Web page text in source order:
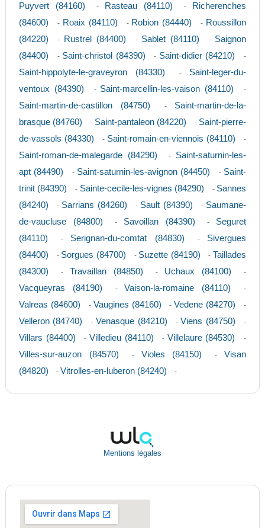
Puyvert (84160) - Rasteau (84110) -
Richerenches
(84600)
- Roaix (84110) - Robion (84440) - Roussillon
(84220)
- Rustrel (84400) - Sablet (84110) - Saignon
(84400)
- Saint-christol (84390) - Saint-didier (84210) -
Saint-hippolyte-le-graveyron (84330) - Saint-leger-du-
ventoux (84390)
- Saint-marcellin-les-vaison (84110) -
Saint-martin-de-castillon (84750) - Saint-martin-de-la-
brasque (84760)
- Saint-pantaleon (84220) - Saint-pierre-
de-vassols (84330)
- Saint-romain-en-viennois (84110) -
Saint-roman-de-malegarde (84290) - Saint-saturnin-les-
apt (84490)
- Saint-saturnin-les-avignon (84450) - Saint-
trinit (84390)
- Sainte-cecile-les-vignes (84290) - Sannes
(84240)
- Sarrians (84260) - Sault (84390) - Saumane-
de-vaucluse (84800)
- Savoillan (84390) - Seguret
(84110)
- Serignan-du-comtat (84830) - Sivergues
(84400)
- Sorgues (84700) - Suzette (84190) - Taillades
(84300)
- Travaillan (84850) - Uchaux (84100) -
Vacqueyras (84190) - Vaison-la-romaine (84110) -
Valreas (84600) - Vaugines (84160) - Vedene (84270) -
Velleron (84740) - Venasque (84210) - Viens (84750) -
Villars (84400) - Villedieu (84110) - Villelaure (84530) -
Villes-sur-auzon (84570) - Violes (84150) - Visan
(84820)
- Vitrolles-en-luberon (84240) -
Mentions légales